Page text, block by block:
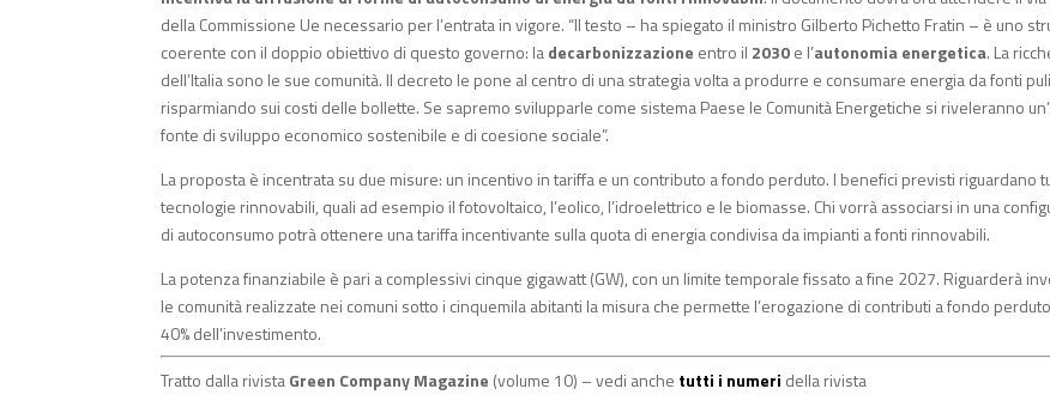
della Commissione Ue necessario per l’entrata in vigore. “Il testo – ha spiegato il ministro Gilberto Pichetto Fratin – è uno
coerente con il doppio obiettivo di questo governo: ladecarbonizzazione entro il 2030e l’autonomia energetica. La
dell’Italia sono le sue comunità. Il decreto le pone al centro di una strategia volta a produrre e consumare energia da fonti
risparmiando sui costi delle bollette. Se sapremo svilupparle come sistema Paese le Comunità Energetiche si riveleranno
fonte di sviluppo economico sostenibile e di coesione sociale”.
La proposta è incentrata su due misure: un incentivo in tariffa e un contributo a fondo perduto. I benefici previsti riguardano
tecnologie rinnovabili, quali ad esempio il fotovoltaico, l’eolico, l’idroelettrico e le biomasse. Chi vorrà associarsi in una
di autoconsumo potrà ottenere una tariffa incentivante sulla quota di energia condivisa da impianti a fonti rinnovabili.
La potenza finanziabile è pari a complessivi cinque gigawatt (GW), con un limite temporale fissato a fine 2027. Riguarderà
le comunità realizzate nei comuni sotto i cinquemila abitanti la misura che permette l’erogazione di contributi a fondo
40% dell’investimento.
Tratto dalla rivistaGreen Company Magazine (volume 10) – vedi anche tutti i numeri della rivista